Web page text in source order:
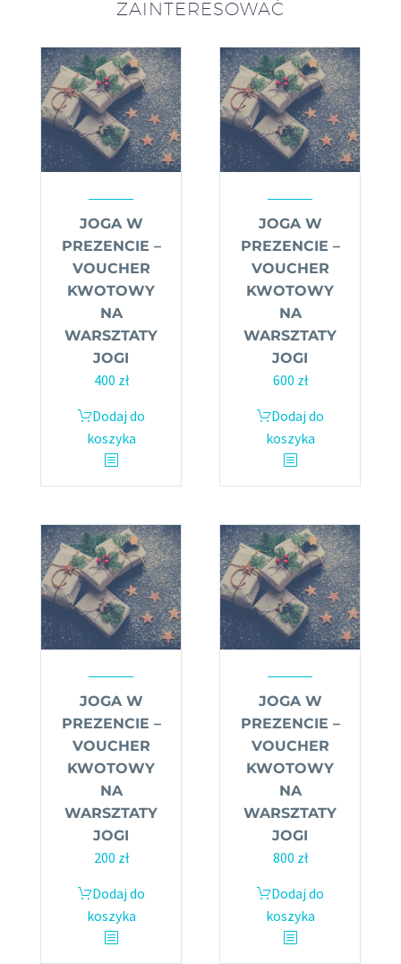
ZAINTERESOWAĆ
JOGA W
PREZENCIE –
VOUCHER
KWOTOWY
NA
WARSZTATY
JOGI
400 zł
Dodaj do
koszyka
JOGA W
PREZENCIE –
VOUCHER
KWOTOWY
NA
WARSZTATY
JOGI
600 zł
Dodaj do
koszyka
JOGA W
PREZENCIE –
VOUCHER
KWOTOWY
NA
WARSZTATY
JOGI
200 zł
Dodaj do
koszyka
JOGA W
PREZENCIE –
VOUCHER
KWOTOWY
NA
WARSZTATY
JOGI
800 zł
Dodaj do
koszyka